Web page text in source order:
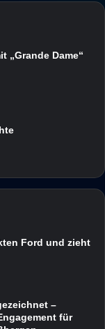
„Grande Dame“
Ford und zieht
–
für